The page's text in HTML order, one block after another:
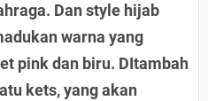
Dan style hijab
warna yang
pink dan biru. DItambah
kets, yang akan